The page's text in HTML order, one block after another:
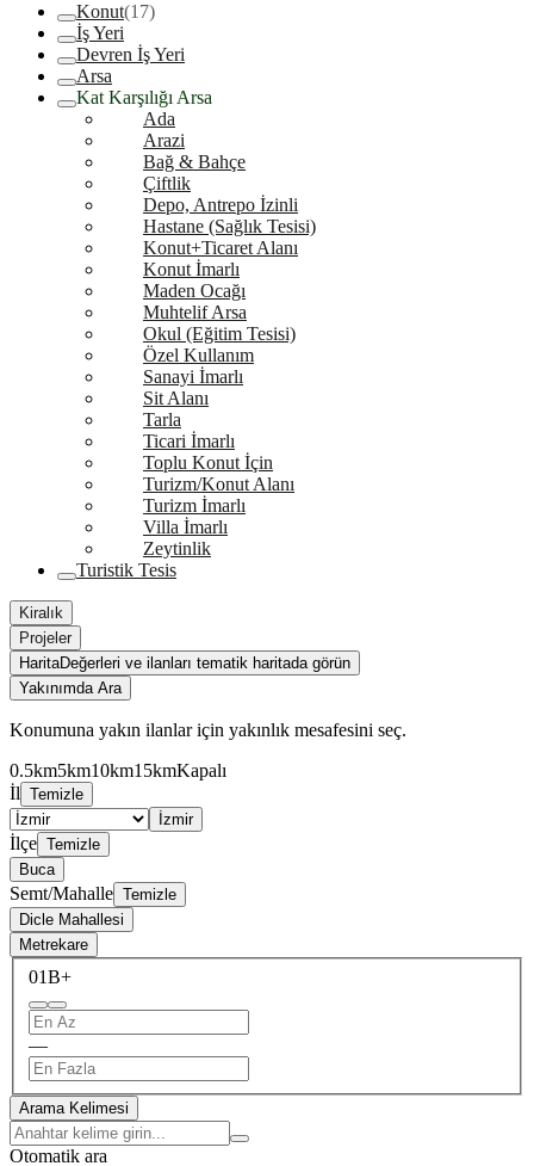
Konut(17)
İş Yeri
Devren İş Yeri
Arsa
Kat Karşılığı Arsa
Ada
Arazi
Bağ & Bahçe
Çiftlik
Depo, Antrepo İzinli
Hastane (Sağlık Tesisi)
Konut+Ticaret Alanı
Konut İmarlı
Maden Ocağı
Muhtelif Arsa
Okul (Eğitim Tesisi)
Özel Kullanım
Sanayi İmarlı
Sit Alanı
Tarla
Ticari İmarlı
Toplu Konut İçin
Turizm/Konut Alanı
Turizm İmarlı
Villa İmarlı
Zeytinlik
Turistik Tesis
Kiralık
Projeler
HaritaDeğerleri ve ilanları tematik haritada görün
Yakınımda Ara
Konumuna yakın ilanlar için yakınlık mesafesini seç.
0.5km5km10km15kmKapalı
İl Temizle
İzmir
İlçe Temizle
Buca
Semt/Mahalle Temizle
Dicle Mahallesi
Metrekare
01B+
—
Arama Kelimesi
Otomatik ara